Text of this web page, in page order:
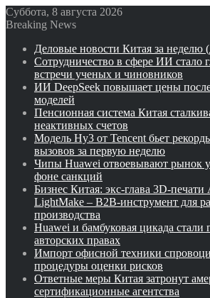
Суббота, 8 августа 2026
Breaking News
Деловые новости Китая за неделю
Сотрудничество в сфере ИИ стало
встречи ученых и чиновников
ИИ DeepSeek повышает цены
моделей
Пенсионная система Китая
неактивных счетов
Модель Hy3 от Tencent бьет
вызовов за первую неделю
Чипы Huawei отвоевывают рынок
фоне санкций
Бизнес Китая: экс-глава 3D-печати
LightMake – B2B-инструмент для
производства
Huawei и бамбуковая цикада стали
авторских правах
Импорт офисной техники
процедуры оценки рисков
Ответные меры Китая затронут
сертификационные агентства